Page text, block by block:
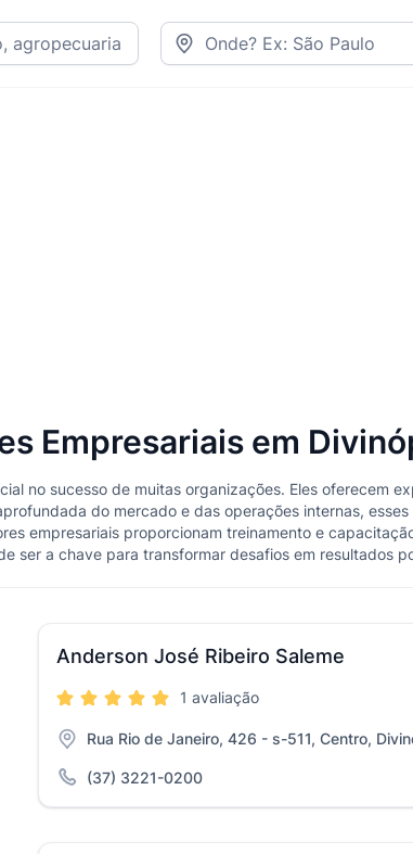
Empresariais em
no sucesso de muitas organizações. Eles oferecem
do mercado e das operações internas,
empresariais proporcionam treinamento e
ser a chave para transformar desafios em resultados
Anderson José Ribeiro Saleme
1 avaliação
Rua Rio de Janeiro, 426 - s-511, Centro,
(37) 3221-0200